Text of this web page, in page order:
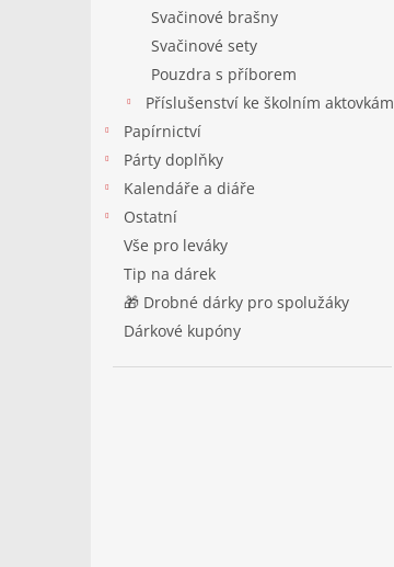
Svačinové brašny
Svačinové sety
Pouzdra s příborem
Příslušenství ke školním aktovkám
Papírnictví
Párty doplňky
Kalendáře a diáře
Ostatní
Vše pro leváky
Tip na dárek
🎁 Drobné dárky pro spolužáky
Dárkové kupóny